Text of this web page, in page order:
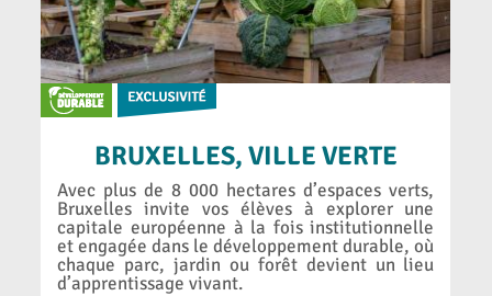
BRUXELLES, VILLE VERTE
Avec plus de 8 000 hectares d’espaces verts,
Bruxelles invite vos élèves à explorer une
capitale européenne à la fois institutionnelle
et engagée dans le développement durable, où
chaque parc, jardin ou forêt devient un lieu
d’apprentissage vivant.